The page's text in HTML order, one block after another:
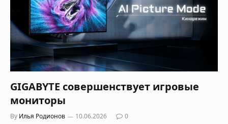
GIGABYTE совершенствует игровые
мониторы
By Илья Родионов 10.06.2026 0